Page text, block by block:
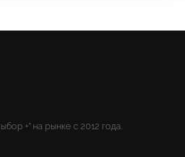
+" на рынке с 2012 года.